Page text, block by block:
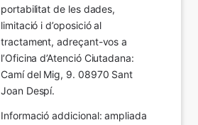
portabilitat de les dades,
limitació i d’oposició al
tractament, adreçant-vos a
l’Oficina d’Atenció Ciutadana:
Camí del Mig, 9. 08970 Sant
Joan Despí.
Informació addicional: ampliada